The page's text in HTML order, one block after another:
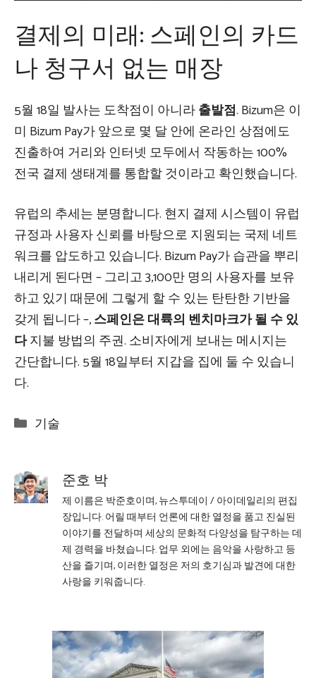
결제의 미래: 스페인의 카드
나 청구서 없는 매장
5월 18일 발사는 도착점이 아니라출발점. Bizum은 이
미 Bizum Pay가 앞으로 몇 달 안에 온라인 상점에도
진출하여 거리와 인터넷 모두에서 작동하는 100%
전국 결제 생태계를 통합할 것이라고 확인했습니다.
유럽의 추세는 분명합니다. 현지 결제 시스템이 유럽
규정과 사용자 신뢰를 바탕으로 지원되는 국제 네트
워크를 압도하고 있습니다. Bizum Pay가 습관을 뿌리
내리게 된다면 – 그리고 3,100만 명의 사용자를 보유
하고 있기 때문에 그렇게 할 수 있는 탄탄한 기반을
갖게 됩니다 –,스페인은 대륙의 벤치마크가 될 수 있
다지불 방법의 주권. 소비자에게 보내는 메시지는
간단합니다. 5월 18일부터 지갑을 집에 둘 수 있습니
다.
Categories
기술
준호 박
제 이름은 박준호이며, 뉴스투데이 / 아이데일리의 편집
장입니다. 어릴 때부터 언론에 대한 열정을 품고 진실된
이야기를 전달하며 세상의 문화적 다양성을 탐구하는 데
제 경력을 바쳤습니다. 업무 외에는 음악을 사랑하고 등
산을 즐기며, 이러한 열정은 저의 호기심과 발견에 대한
사랑을 키워줍니다.